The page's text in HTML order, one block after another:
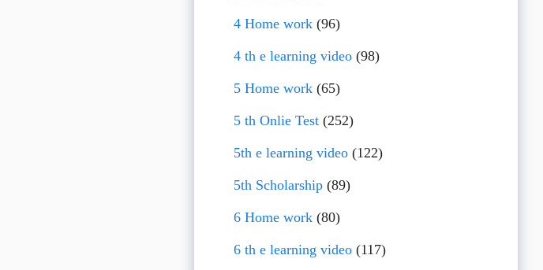
4 Home work(96)
4 th e learning video(98)
5 Home work(65)
5 th Onlie Test(252)
5th e learning video(122)
5th Scholarship(89)
6 Home work(80)
6 th e learning video(117)